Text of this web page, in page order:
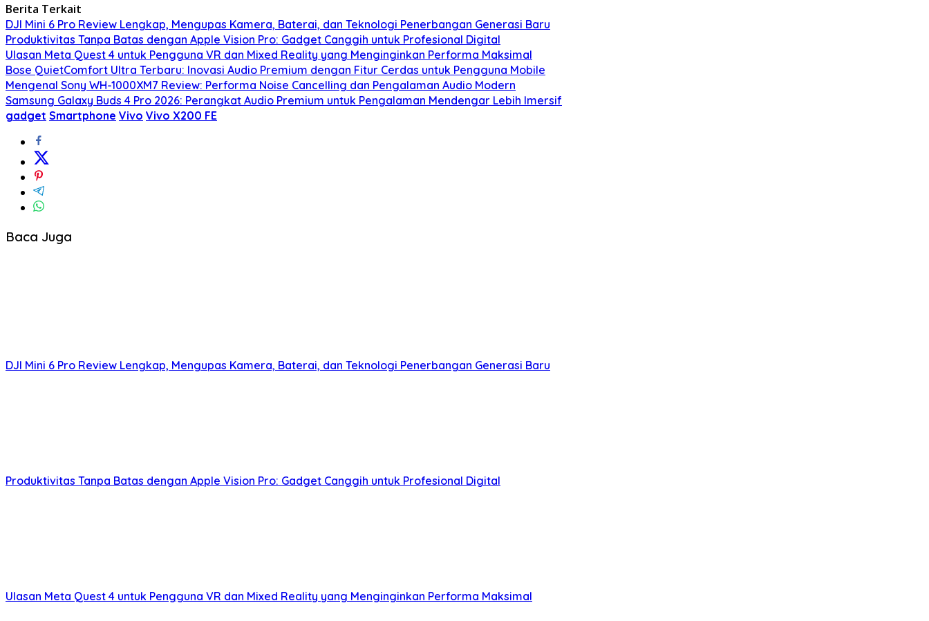
Berita Terkait
DJI Mini 6 Pro Review Lengkap, Mengupas Kamera, Baterai, dan Teknologi Penerbangan Generasi Baru
Produktivitas Tanpa Batas dengan Apple Vision Pro: Gadget Canggih untuk Profesional Digital
Ulasan Meta Quest 4 untuk Pengguna VR dan Mixed Reality yang Menginginkan Performa Maksimal
Bose QuietComfort Ultra Terbaru: Inovasi Audio Premium dengan Fitur Cerdas untuk Pengguna Mobile
Mengenal Sony WH-1000XM7 Review: Performa Noise Cancelling dan Pengalaman Audio Modern
Samsung Galaxy Buds 4 Pro 2026: Perangkat Audio Premium untuk Pengalaman Mendengar Lebih Imersif
gadget Smartphone Vivo Vivo X200 FE
Baca Juga
DJI Mini 6 Pro Review Lengkap, Mengupas Kamera, Baterai, dan Teknologi Penerbangan Generasi Baru
Produktivitas Tanpa Batas dengan Apple Vision Pro: Gadget Canggih untuk Profesional Digital
Ulasan Meta Quest 4 untuk Pengguna VR dan Mixed Reality yang Menginginkan Performa Maksimal